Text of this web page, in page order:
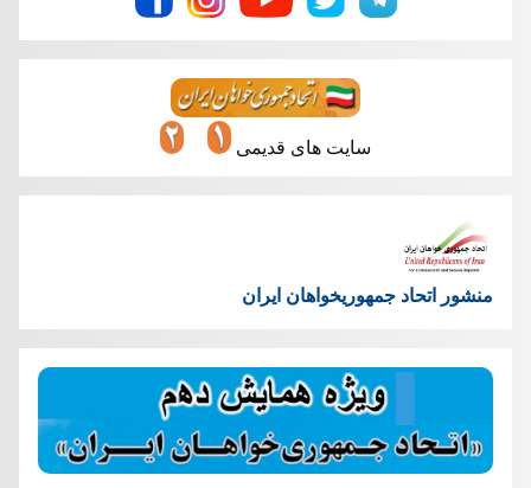
سایت های قدیمی
منشور اتحاد جمهوریخواهان ایران